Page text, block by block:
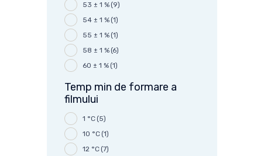
53 ± 1 %(9)
54 ± 1 %(1)
55 ± 1 %(1)
58 ± 1 %(6)
60 ± 1 %(1)
Temp min de formare a
filmului
1 °C(5)
10 °C(1)
12 °C(7)